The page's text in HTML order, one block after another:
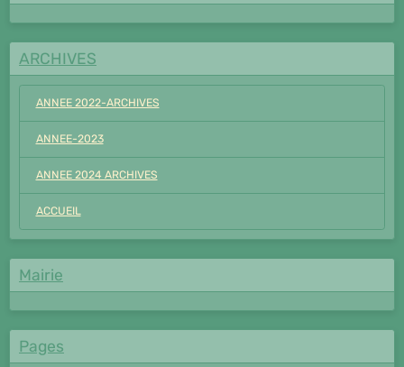
ARCHIVES
ANNEE 2022-ARCHIVES
ANNEE-2023
ANNEE 2024 ARCHIVES
ACCUEIL
Mairie
Pages